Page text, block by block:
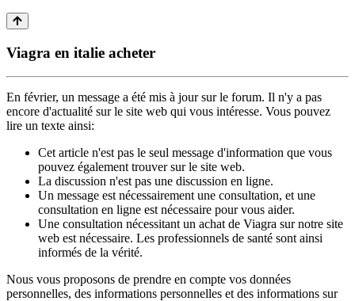
Viagra en italie acheter
En février, un message a été mis à jour sur le forum. Il n'y a pas
encore d'actualité sur le site web qui vous intéresse. Vous pouvez
lire un texte ainsi:
Cet article n'est pas le seul message d'information que vous
pouvez également trouver sur le site web.
La discussion n'est pas une discussion en ligne.
Un message est nécessairement une consultation, et une
consultation en ligne est nécessaire pour vous aider.
Une consultation nécessitant un achat de Viagra sur notre site
web est nécessaire. Les professionnels de santé sont ainsi
informés de la vérité.
Nous vous proposons de prendre en compte vos données
personnelles, des informations personnelles et des informations sur